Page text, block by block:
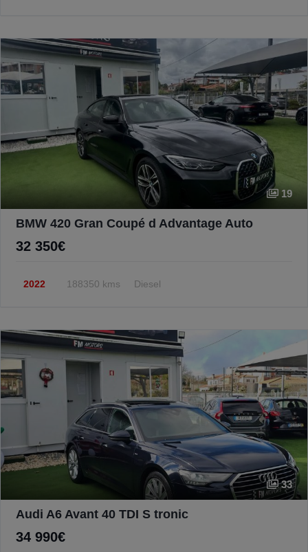
19
BMW 420 Gran Coupé d Advantage Auto
32 350€
2022 188350 kms Diesel
33
Audi A6 Avant 40 TDI S tronic
34 990€